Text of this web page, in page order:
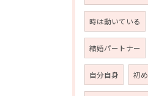
時は動いている
結婚パートナー
自分自身 初